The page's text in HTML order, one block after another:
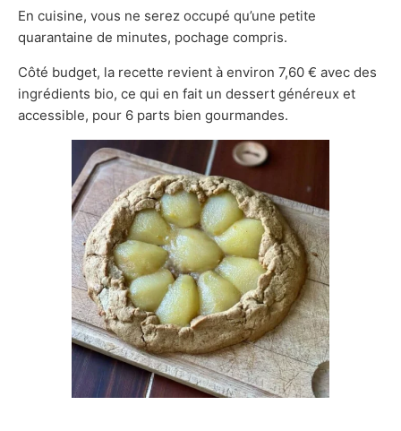
En cuisine, vous ne serez occupé qu’une petite
quarantaine de minutes, pochage compris.
Côté budget, la recette revient à environ 7,60 € avec des
ingrédients bio, ce qui en fait un dessert généreux et
accessible, pour 6 parts bien gourmandes.